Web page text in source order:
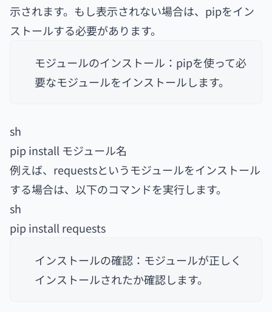
示されます。もし表示されない場合は、pipをイン
ストールする必要があります。
モジュールのインストール：pipを使って必
要なモジュールをインストールします。
sh
pip install モジュール名
例えば、requestsというモジュールをインストール
する場合は、以下のコマンドを実行します。
sh
pip install requests
インストールの確認：モジュールが正しく
インストールされたか確認します。